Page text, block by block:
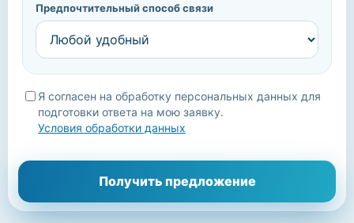
Предпочтительный способ связи
Я согласен на обработку персональных данных для
подготовки ответа на мою заявку.
Условия обработки данных
Получить предложение
свяжемся с вами.